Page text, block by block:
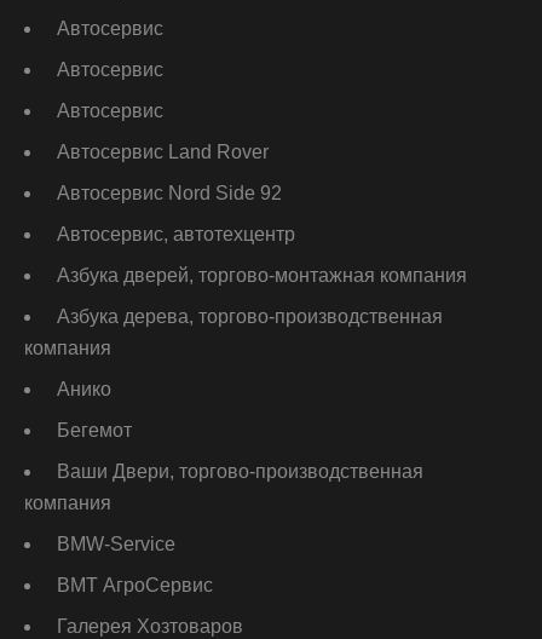
Автосервис
Автосервис
Автосервис
Автосервис Land Rover
Автосервис Nord Side 92
Автосервис, автотехцентр
Азбука дверей, торгово-монтажная компания
Азбука дерева, торгово-производственная
компания
Анико
Бегемот
Ваши Двери, торгово-производственная
компания
ВМW-Service
ВМТ АгроСервис
Галерея Хозтоваров